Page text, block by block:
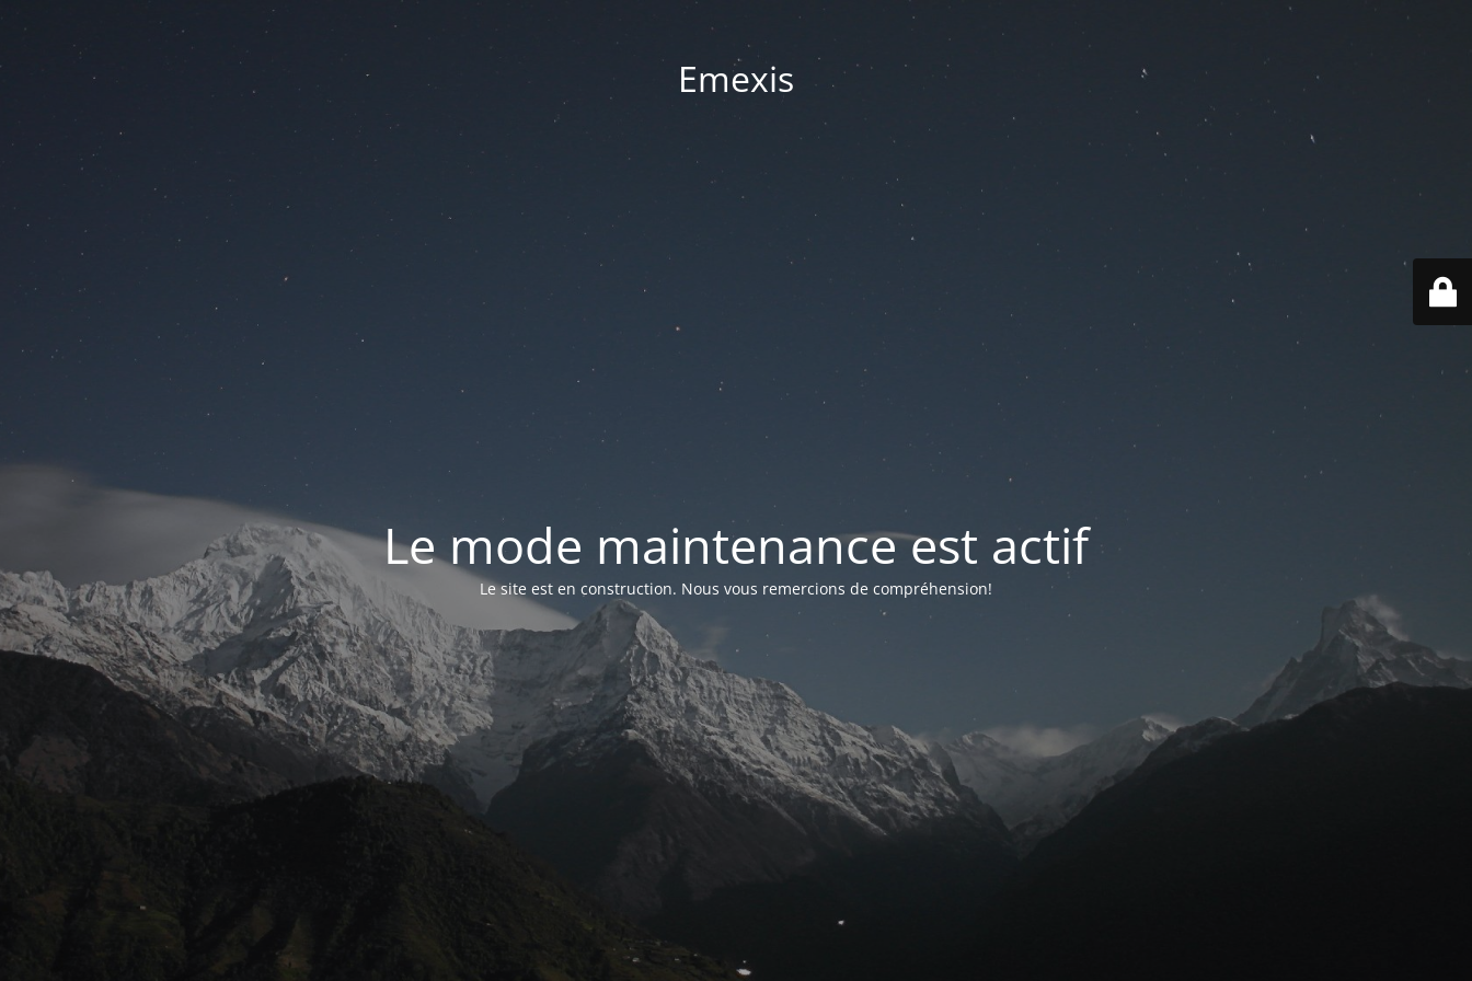
Emexis
Le mode maintenance est actif
Le site est en construction. Nous vous remercions de compréhension!